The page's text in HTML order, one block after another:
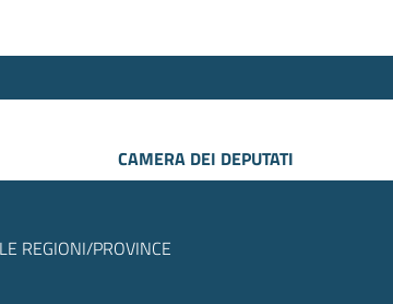
CAMERA DEI DEPUTATI
REGIONI/PROVINCE